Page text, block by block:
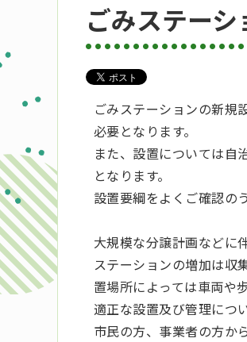
ごみステー
ごみステーションの新規
必要となります。
また、設置については自
となります。
設置要綱をよくご確認の
大規模な分譲計画などに
ステーションの増加は収
置場所によっては車両や
適正な設置及び管理につ
市民の方、事業者の方か